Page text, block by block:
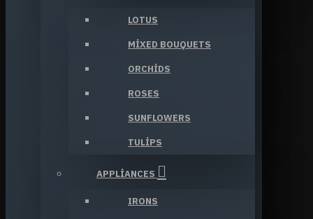
LOTUS
MIXED BOUQUETS
ORCHIDS
ROSES
SUNFLOWERS
TULIPS
APPLIANCES
IRONS